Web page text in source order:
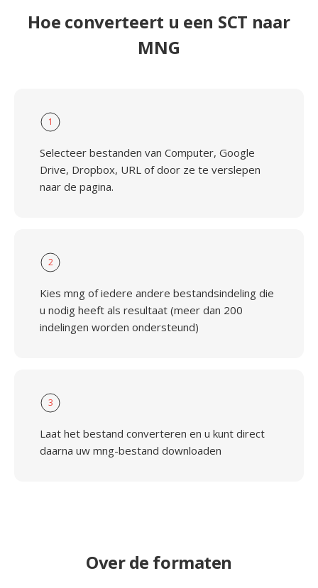
Hoe converteert u een SCT naar
MNG
1
Selecteer bestanden van Computer, Google
Drive, Dropbox, URL of door ze te verslepen
naar de pagina.
2
Kies mng of iedere andere bestandsindeling die
u nodig heeft als resultaat (meer dan 200
indelingen worden ondersteund)
3
Laat het bestand converteren en u kunt direct
daarna uw mng-bestand downloaden
Over de formaten